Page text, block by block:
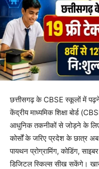
छत्तीसगढ़ के CBSE स्कूलों में पढ़ने
केंद्रीय माध्यमिक शिक्षा बोर्ड
आधुनिक तकनीकों से जोड़ने के
कोर्सों के जरिए प्रदेश के छात्र
पायथन प्रोग्रामिंग, कोडिंग,
डिजिटल स्किल्स सीख सकेंगे। खास